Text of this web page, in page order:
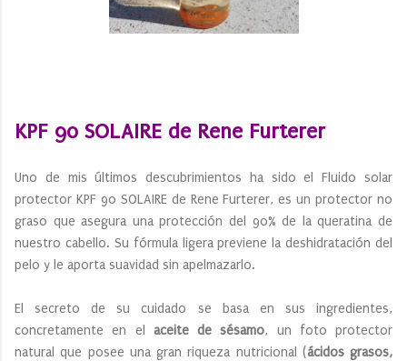
KPF 90 SOLAIRE de Rene Furterer
Uno de mis últimos descubrimientos ha sido el Fluido solar
protector KPF 90 SOLAIRE de Rene Furterer, es un protector no
graso que asegura una protección del 90% de la queratina de
nuestro cabello. Su fórmula ligera previene la deshidratación del
pelo y le aporta suavidad sin apelmazarlo.
El secreto de su cuidado se basa en sus ingredientes,
concretamente en el aceite de sésamo, un foto protector
natural que posee una gran riqueza nutricional (ácidos grasos,